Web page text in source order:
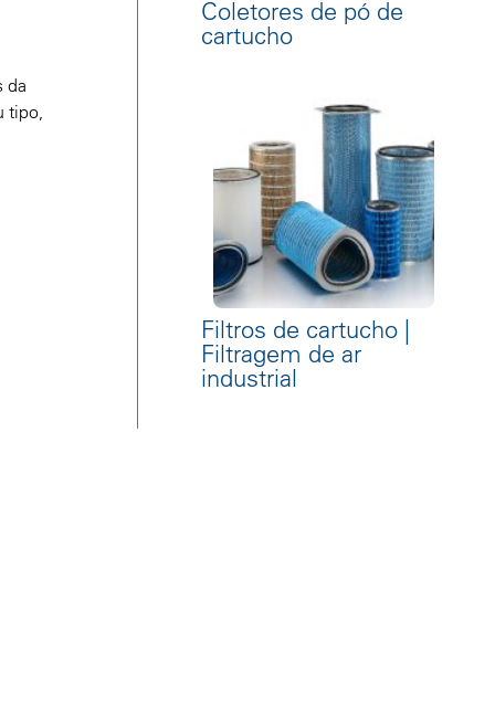
da
tipo,
Coletores de pó de
cartucho
Filtros de cartucho |
Filtragem de ar
industrial